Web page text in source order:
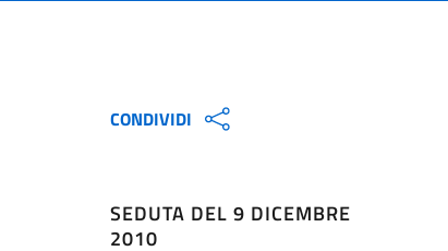
CONDIVIDI
SEDUTA DEL 9 DICEMBRE
2010